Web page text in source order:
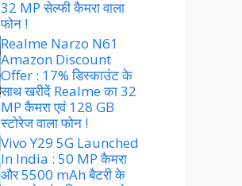
32 MP सेल्फी कैमरा वाला
फोन !
Realme Narzo N61
Amazon Discount
Offer : 17% डिस्काउंट के
साथ खरीदें Realme का 32
MP कैमरा एवं 128 GB
स्टोरेज वाला फोन !
Vivo Y29 5G Launched
In India : 50 MP कैमरा
और 5500 mAh बैटरी के